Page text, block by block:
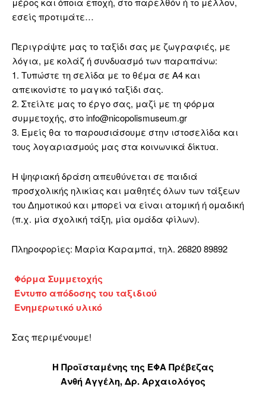
εσείς προτιμάτε…
Περιγράψτε μας το ταξίδι σας με ζωγραφιές, με
λόγια, με κολάζ ή συνδυασμό των παραπάνω:
1. Τυπώστε τη σελίδα με το θέμα σε Α4 και
απεικονίστε το μαγικό ταξίδι σας.
2. Στείλτε μας το έργο σας, μαζί με τη φόρμα
συμμετοχής, στο info@nicopolismuseum.gr
3. Εμείς θα το παρουσιάσουμε στην ιστοσελίδα και
τους λογαριασμούς μας στα κοινωνικά δίκτυα.
Η ψηφιακή δράση απευθύνεται σε παιδιά
προσχολικής ηλικίας και μαθητές όλων των τάξεων
του Δημοτικού και μπορεί να είναι ατομική ή ομαδική
(π.χ. μία σχολική τάξη, μία ομάδα φίλων).
Πληροφορίες: Μαρία Καραμπά, τηλ. 26820 89892
Φόρμα Συμμετοχής
Έντυπο απόδοσης του ταξιδιού
Ενημερωτικό υλικό
Σας περιμένουμε!
Η Προϊσταμένης της ΕΦΑ Πρέβεζας
Ανθή Αγγέλη, Δρ. Αρχαιολόγος